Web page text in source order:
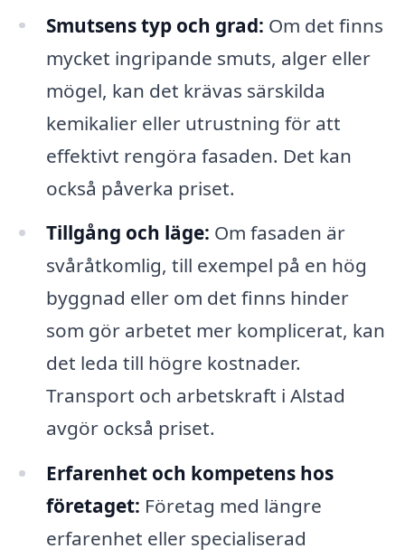
Smutsens typ och grad: Om det finns
mycket ingripande smuts, alger eller
mögel, kan det krävas särskilda
kemikalier eller utrustning för att
effektivt rengöra fasaden. Det kan
också påverka priset.
Tillgång och läge: Om fasaden är
svåråtkomlig, till exempel på en hög
byggnad eller om det finns hinder
som gör arbetet mer komplicerat, kan
det leda till högre kostnader.
Transport och arbetskraft i Alstad
avgör också priset.
Erfarenhet och kompetens hos
företaget: Företag med längre
erfarenhet eller specialiserad